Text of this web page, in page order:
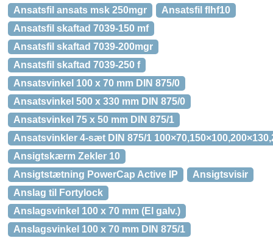
Ansatsfil ansats msk 250mgr
Ansatsfil flhf10
Ansatsfil skaftad 7039-150 mf
Ansatsfil skaftad 7039-200mgr
Ansatsfil skaftad 7039-250 f
Ansatsvinkel 100 x 70 mm DIN 875/0
Ansatsvinkel 500 x 330 mm DIN 875/0
Ansatsvinkel 75 x 50 mm DIN 875/1
Ansatsvinkler 4-sæt DIN 875/1
Ansigtskærm Zekler 10
Ansigtstætning PowerCap Active IP
Ansigtsvisir
Anslag til Fortylock
Anslagsvinkel 100 x 70 mm (El galv.)
Anslagsvinkel 100 x 70 mm DIN 875/1